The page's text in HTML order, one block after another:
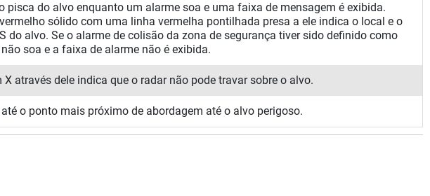
pisca do alvo enquanto um alarme soa e uma faixa de mensagem é exibida.
sólido com uma linha vermelha pontilhada presa a ele indica o local e o
do alvo. Se o alarme de colisão da zona de segurança tiver sido definido como
soa e a faixa de alarme não é exibida.
através dele indica que o radar não pode travar sobre o alvo.
o ponto mais próximo de abordagem até o alvo perigoso.